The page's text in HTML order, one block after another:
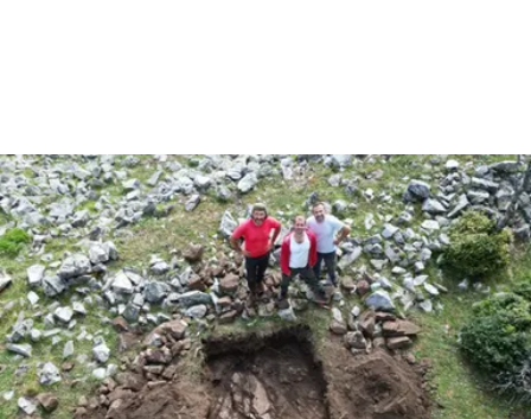
LACONAIR.IT
LACITYMAG.IT
ILREGGINO.IT
COSENZACHANNEL.IT
ILVIBONESE.IT
CATANZAROCHANNEL.IT